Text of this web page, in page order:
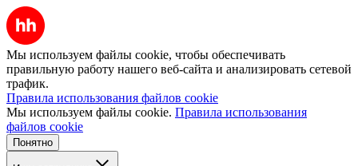
Мы используем файлы cookie, чтобы обеспечивать
правильную работу нашего веб-сайта и анализировать сетевой
трафик.
Правила использования файлов cookie
Мы используем файлы cookie. Правила использования
файлов cookie
Понятно